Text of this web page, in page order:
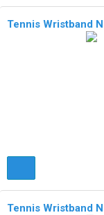
Tennis Wristband
Tennis Wristband